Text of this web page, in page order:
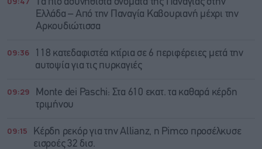
Ελλάδα – Από την Παναγία Καβουριανή μέχρι την
Αρκουδιώτισσα
09:36
118 κατεδαφιστέα κτίρια σε 6 περιφέρειες μετά την
αυτοψία για τις πυρκαγιές
09:29
Monte dei Paschi: Στα 610 εκατ. τα καθαρά κέρδη
τριμήνου
09:15
Κέρδη ρεκόρ για την Allianz, η Pimco προσέλκυσε
εισροές 32 δισ.